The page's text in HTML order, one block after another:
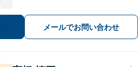
話しやすい弁護士に是非ご相談くださ
い。（合同庁舎内郵便局近く）
メールでお問い合わせ